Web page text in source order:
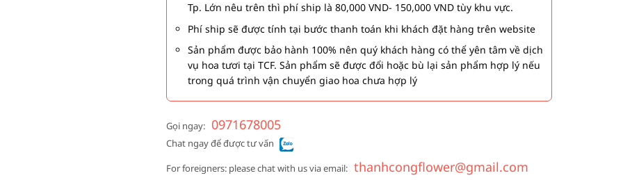
Tp. Lớn nêu trên thì phí ship là 80,000 VND- 150,000 VND tùy khu vực.
Phí ship sẽ được tính tại bước thanh toán khi khách đặt hàng trên website
Sản phẩm được bảo hành 100% nên quý khách hàng có thể yên tâm về dịch
vụ hoa tươi tại TCF. Sản phẩm sẽ được đổi hoặc bù lại sản phẩm hợp lý nếu
trong quá trình vận chuyển giao hoa chưa hợp lý
Gọi ngay: 0971678005
Chat ngay để được tư vấn
For foreigners: please chat with us via email: thanhcongflower@gmail.com